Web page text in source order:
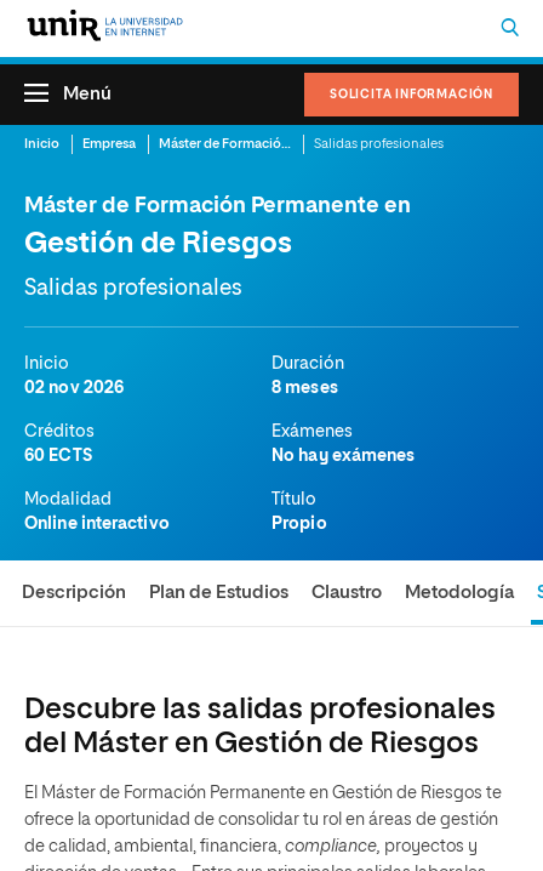
SOLICITA INFORMACIÓN
Menú
Inicio Empresa Máster de Formación Permanente en Gestión de Riesgos Salidas profesionales
Máster de Formación Permanente en
Gestión de Riesgos
Salidas profesionales
Inicio
02 nov 2026
Duración
8 meses
Créditos
60 ECTS
Exámenes
No hay exámenes
Modalidad
Online interactivo
Título
Propio
Descripción Plan de Estudios Claustro Metodología
Descubre las salidas profesionales
del Máster en Gestión de Riesgos
El Máster de Formación Permanente en Gestión de Riesgos te
ofrece la oportunidad de consolidar tu rol en áreas de gestión
de calidad, ambiental, financiera, compliance, proyectos y